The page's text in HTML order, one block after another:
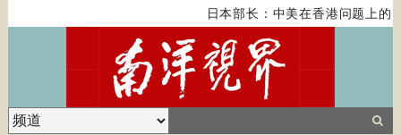
日本部长：中美在香港问题上的